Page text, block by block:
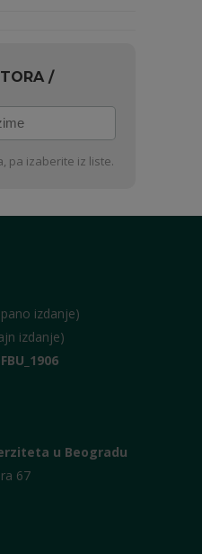
/
pa izaberite iz liste.
izdanje)
izdanje)
u Beogradu
67